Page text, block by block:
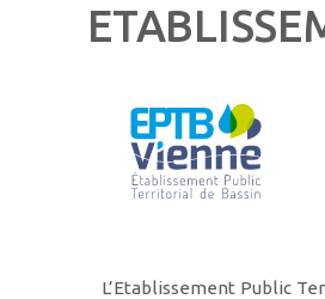
L’Etablissement Public